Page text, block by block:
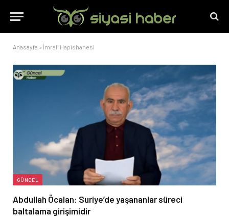
Anasayfa » İmralı Hapishanesi
GÜNCEL
Abdullah Öcalan: Suriye’de yaşananlar süreci
baltalama girişimidir